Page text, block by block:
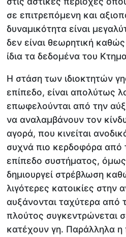
σε επιτρεπόμενη και
δυναμικότητα είναι
δεν είναι θεωρητική
ίδια τα δεδομένα του
Η στάση των ιδιοκτητών
επίπεδο, είναι απολύτως
επωφελούνται από την
να αναλαμβάνουν τον
αγορά, που κινείται
συχνά πιο κερδοφόρα από
επίπεδο συστήματος,
δημιουργεί στρέβλωση
λιγότερες κατοικίες στην
αυξάνονται ταχύτερα από
πλούτος συγκεντρώνεται
κατέχουν γη. Παράλληλα